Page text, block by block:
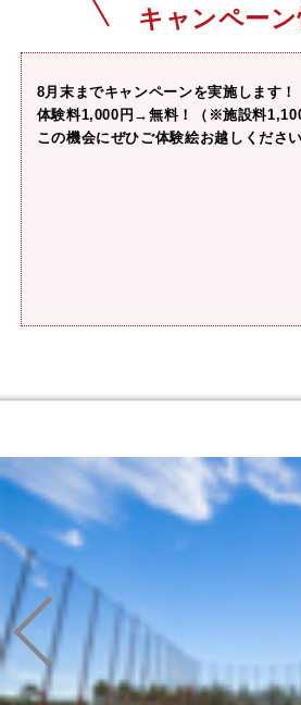
キャンペーン
8月末までキャンペーンを実施します！
体験料1,000円→無料！（※施設料1,100
この機会にぜひご体験絵お越しくださ